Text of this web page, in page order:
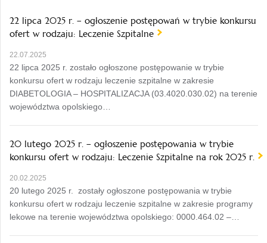
22 lipca 2025 r. – ogłoszenie postępowań w trybie konkursu
ofert w rodzaju: Leczenie Szpitalne
22.07.2025
22 lipca 2025 r. zostało ogłoszone postępowanie w trybie
konkursu ofert w rodzaju leczenie szpitalne w zakresie
DIABETOLOGIA – HOSPITALIZACJA (03.4020.030.02) na terenie
województwa opolskiego…
20 lutego 2025 r. – ogłoszenie postępowania w trybie
konkursu ofert w rodzaju: Leczenie Szpitalne na rok 2025 r.
20.02.2025
20 lutego 2025 r. zostały ogłoszone postępowania w trybie
konkursu ofert w rodzaju leczenie szpitalne w zakresie programy
lekowe na terenie województwa opolskiego: 0000.464.02 –…